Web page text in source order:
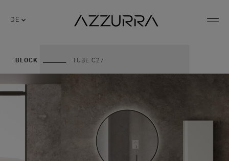
DE
BLOCK TUBE C27